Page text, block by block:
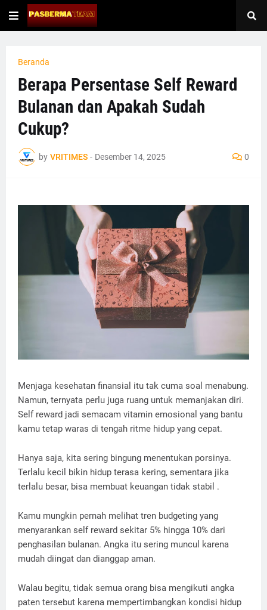
Beranda
Berapa Persentase Self Reward
Bulanan dan Apakah Sudah
Cukup?
by VRITIMES - Desember 14, 2025 0
Menjaga kesehatan finansial itu tak cuma soal menabung.
Namun, ternyata perlu juga ruang untuk memanjakan diri.
Self reward jadi semacam vitamin emosional yang bantu
kamu tetap waras di tengah ritme hidup yang cepat.
Hanya saja, kita sering bingung menentukan porsinya.
Terlalu kecil bikin hidup terasa kering, sementara jika
terlalu besar, bisa membuat keuangan tidak stabil .
Kamu mungkin pernah melihat tren budgeting yang
menyarankan self reward sekitar 5% hingga 10% dari
penghasilan bulanan. Angka itu sering muncul karena
mudah diingat dan dianggap aman.
Walau begitu, tidak semua orang bisa mengikuti angka
paten tersebut karena mempertimbangkan kondisi hidup